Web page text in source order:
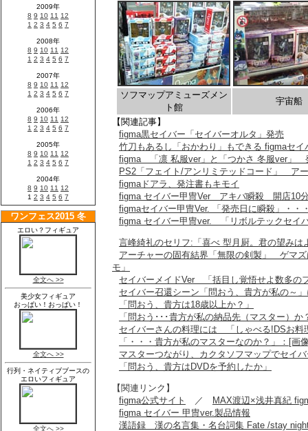
ソフマップアミューズメン
ト館
宇宙船
【関連記事】
figma黒セイバー「セイバーオルタ」発売
竹刀もあるし「おかわり」もできる figmaセイ
figma 「凛 私服ver」と「つかさ 冬服ver」
PS2「フェイト/アンリミテッドコード」 ア
figmaドアラ、発注書もキモイ
figma セイバー甲冑Ver アキバ瞬殺 開店10
figmaセイバー甲冑Ver. 「発売日に瞬殺」・・
figma セイバー甲冑ver. 「リボルテックセイ
言峰綺礼のセリフ:「喜べ 型月厨。君の望みは
アーチャーの固有結界「無限の剣製」 ゲマ
モ」
セイバーメイドVer 「括目し覚悟せよ数多の
セイバー召還シーン「問おう、貴方が私の～
「問おう、貴方は18歳以上か？」
「問おう･･･貴方が私の納品先（マスター）か
セイバーさんの料理には 「しゃべる!DSお料
「・・・貴方が私のマスターなのか？」：[画
マスターつながり、カクタソフマップでセイ
「問おう、貴方はDVDを予約したか」
【関連リンク】
figma公式サイト
／
MAX渡辺×浅井真紀
figma セイバー 甲冑ver.製品情報
漢語録 漢の名言集・名台詞集 Fate /stay